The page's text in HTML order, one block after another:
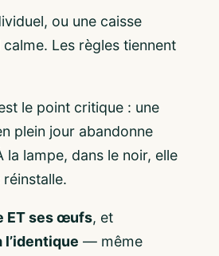
ou une caisse
Les règles tiennent
le point critique : une
plein jour abandonne
la lampe, dans le noir, elle
ET ses œufs, et
— même